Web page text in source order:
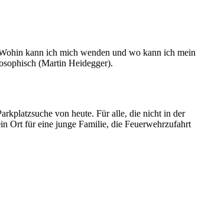
kann ich mich wenden und wo kann ich mein
(Martin Heidegger).
von heute. Für alle, die nicht in der
Ort für eine junge Familie, die Feuerwehrzufahrt